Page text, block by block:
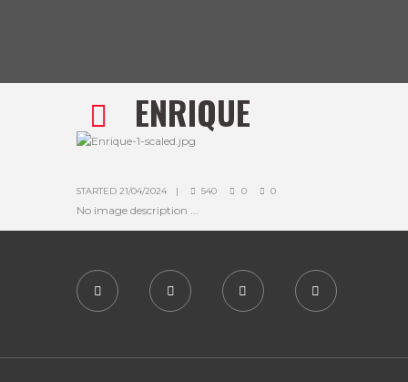
ENRIQUE
STARTED 21/04/2024 540 0 0
No image description ...